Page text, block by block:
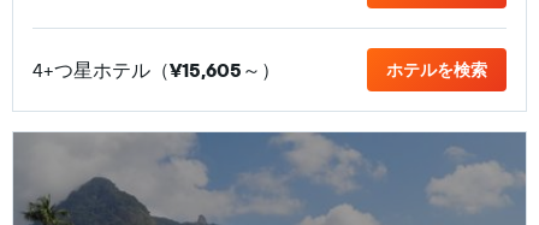
4+つ星ホテル（¥15,605 ​～） ホテルを検索